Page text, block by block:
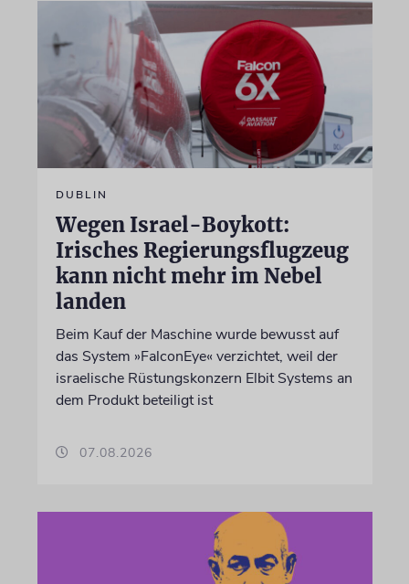
DUBLIN
Wegen Israel-Boykott:
Irisches Regierungsflugzeug
kann nicht mehr im Nebel
landen
Beim Kauf der Maschine wurde bewusst auf
das System »FalconEye« verzichtet, weil der
israelische Rüstungskonzern Elbit Systems an
dem Produkt beteiligt ist
07.08.2026